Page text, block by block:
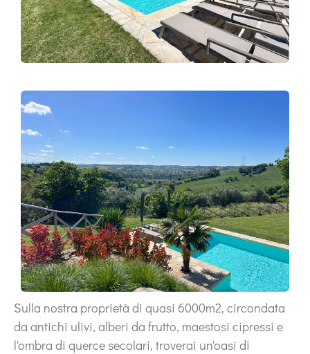
Sulla nostra proprietà di quasi 6000m2, circondata
da antichi ulivi, alberi da frutto, maestosi cipressi e
l'ombra di querce secolari, troverai un'oasi di